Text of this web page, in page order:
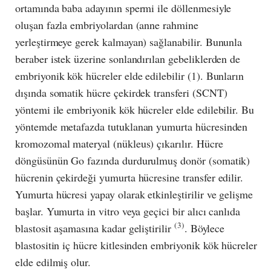
ortamında baba adayının spermi ile döllenmesiyle
oluşan fazla embriyolardan (anne rahmine
yerleştirmeye gerek kalmayan) sağlanabilir. Bununla
beraber istek üzerine sonlandırılan gebeliklerden de
embriyonik kök hücreler elde edilebilir (1). Bunların
dışında somatik hücre çekirdek transferi (SCNT)
yöntemi ile embriyonik kök hücreler elde edilebilir. Bu
yöntemde metafazda tutuklanan yumurta hücresinden
kromozomal materyal (nükleus) çıkarılır. Hücre
döngüsünün Go fazında durdurulmuş donör (somatik)
hücrenin çekirdeği yumurta hücresine transfer edilir.
Yumurta hücresi yapay olarak etkinleştirilir ve gelişme
başlar. Yumurta in vitro veya geçici bir alıcı canlıda
blastosit aşamasına kadar geliştirilir (3). Böylece
blastositin iç hücre kitlesinden embriyonik kök hücreler
elde edilmiş olur.